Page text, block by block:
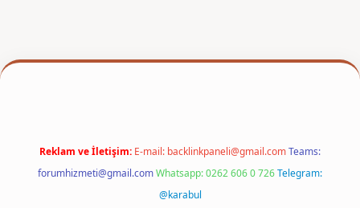
Reklam ve İletişim: E-mail: backlinkpaneli@gmail.comTeams:
forumhizmeti@gmail.comWhatsapp: 0262 606 0 726Telegram:
@karabul